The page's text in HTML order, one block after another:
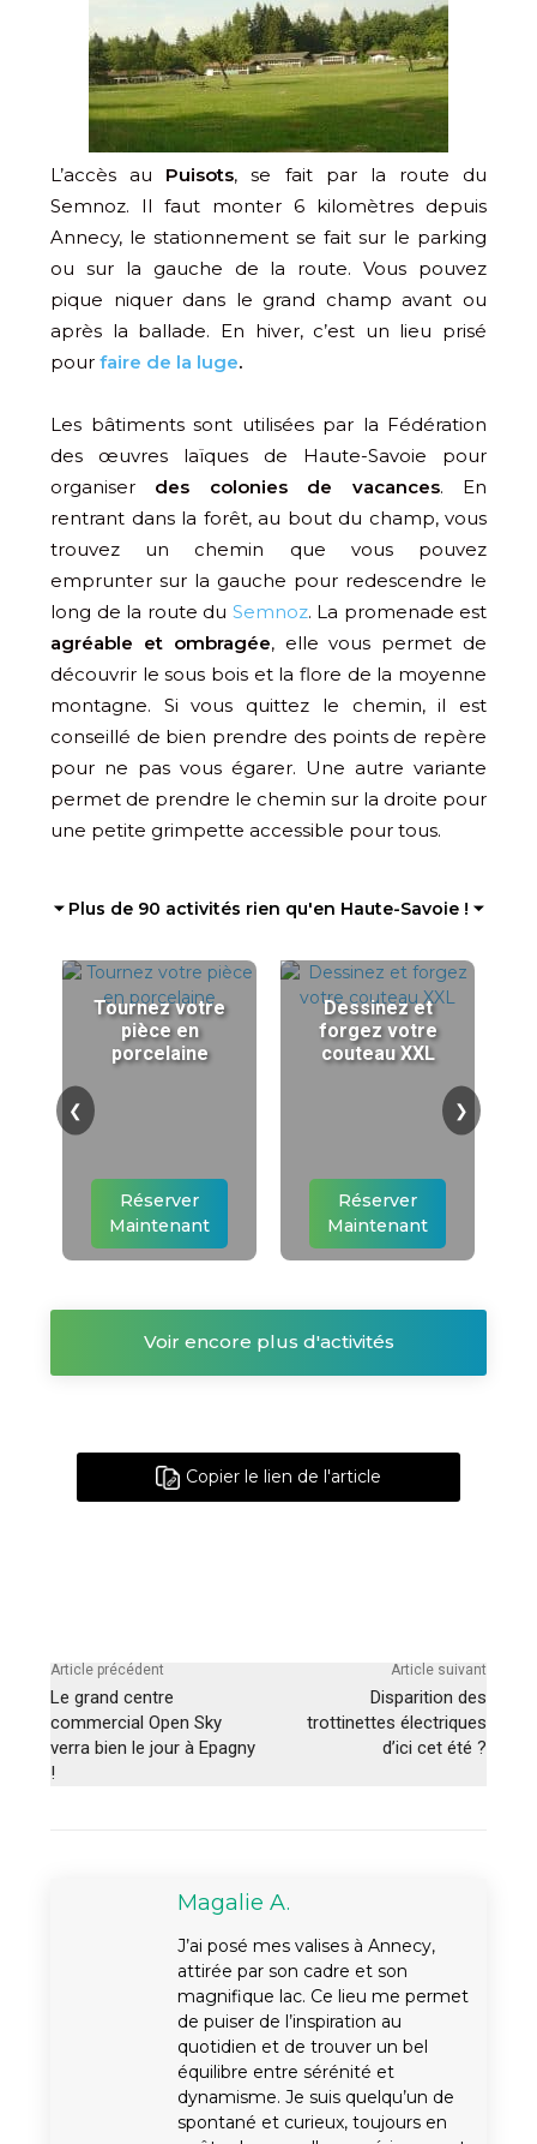
L’accès au Puisots, se fait par la route du
Semnoz. Il faut monter 6 kilomètres depuis
Annecy, le stationnement se fait sur le parking
ou sur la gauche de la route. Vous pouvez
pique niquer dans le grand champ avant ou
après la ballade. En hiver, c’est un lieu prisé
pour faire de la luge.
Les bâtiments sont utilisées par la Fédération
des œuvres laïques de Haute-Savoie pour
organiser des colonies de vacances. En
rentrant dans la forêt, au bout du champ, vous
trouvez un chemin que vous pouvez
emprunter sur la gauche pour redescendre le
long de la route du Semnoz. La promenade est
agréable et ombragée, elle vous permet de
découvrir le sous bois et la flore de la moyenne
montagne. Si vous quittez le chemin, il est
conseillé de bien prendre des points de repère
pour ne pas vous égarer. Une autre variante
permet de prendre le chemin sur la droite pour
une petite grimpette accessible pour tous.
⏷ Plus de 90 activités rien qu'en Haute-Savoie ! ⏷
Tournez votre
pièce en
porcelaine
Réserver
Maintenant
Dessinez et
forgez votre
couteau XXL
Réserver
Maintenant
❮ ❯
Voir encore plus d'activités
Copier le lien de l'article
Article précédent
Le grand centre
commercial Open Sky
verra bien le jour à Epagny
!
Article suivant
Disparition des
trottinettes électriques
d’ici cet été ?
Magalie A.
J’ai posé mes valises à Annecy,
attirée par son cadre et son
magnifique lac. Ce lieu me permet
de puiser de l’inspiration au
quotidien et de trouver un bel
équilibre entre sérénité et
dynamisme. Je suis quelqu’un de
spontané et curieux, toujours en